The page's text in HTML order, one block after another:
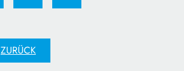
ZURÜCK